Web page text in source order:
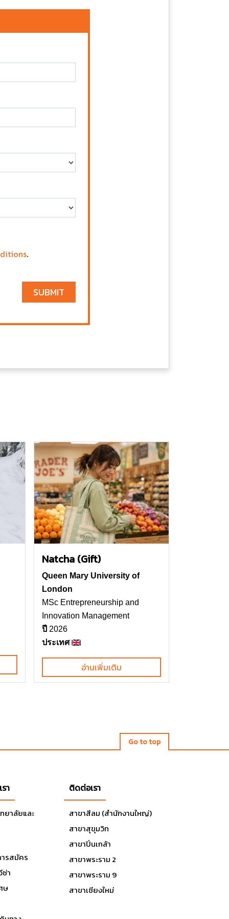
.
SUBMIT
Natcha (Gift)
Queen Mary University of
London
MSc Entrepreneurship and
Innovation Management
ปี 2026
ประเทศ
อ่านเพิ่มเติม
Go to top
า
ยาลัยและ
รสมัคร
ซ่า
ษ
ติดต่อเรา
สาขาสีลม (สำนักงานใหญ่)
สาขาสุขุมวิท
สาขาปิ่นเกล้า
สาขาพระราม 2
สาขาพระราม 9
สาขาเชียงใหม่